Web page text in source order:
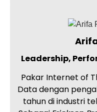
Leadership,
Pakar Internet of
Data dengan
tahun di industri